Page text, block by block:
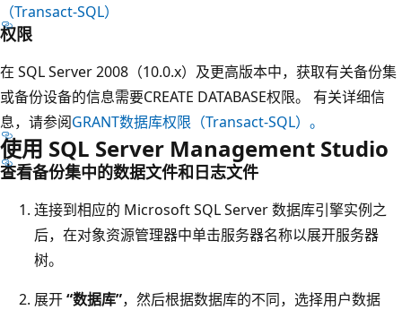
（Transact-SQL）
权限
在 SQL Server 2008（10.0.x）及更高版本中，获取有关备份集
或备份设备的信息需要CREATE DATABASE权限。 有关详细信
息，请参阅GRANT数据库权限（Transact-SQL）。
使用 SQL Server Management Studio
查看备份集中的数据文件和日志文件
连接到相应的 Microsoft SQL Server 数据库引擎实例之
后，在对象资源管理器中单击服务器名称以展开服务器
树。
展开“数据库”，然后根据数据库的不同，选择用户数据